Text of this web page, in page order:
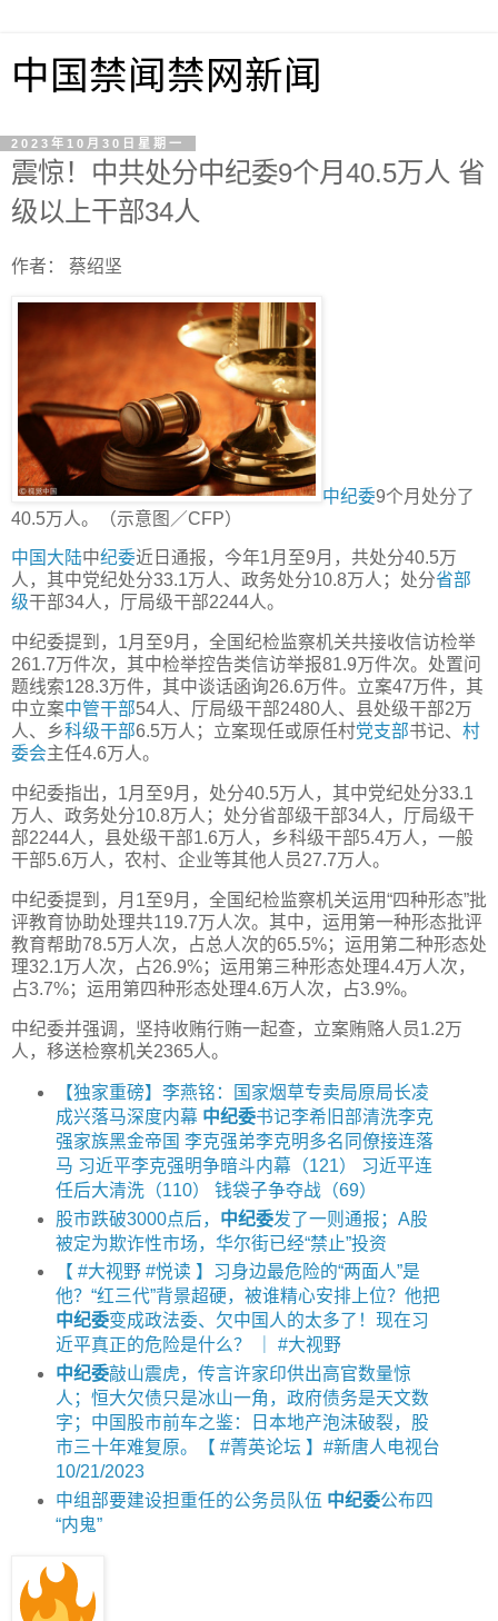
中国禁闻禁网新闻
2023年10月30日星期一
震惊！中共处分中纪委9个月40.5万人 省
级以上干部34人
作者： 蔡绍坚
中纪委9个月处分了
40.5万人。（示意图／CFP）
中国 大陆中纪委近日通报，今年1月至9月，共处分40.5万
人，其中党纪处分33.1万人、政务处分10.8万人；处分省部
级干部34人，厅局级干部2244人。
中纪委提到，1月至9月，全国纪检监察机关共接收信访检举
261.7万件次，其中检举控告类信访举报81.9万件次。处置问
题线索128.3万件，其中谈话函询26.6万件。立案47万件，其
中立案中管干部54人、厅局级干部2480人、县处级干部2万
人、乡科级干部6.5万人；立案现任或原任村党支部书记、 村
委会主任4.6万人。
中纪委指出，1月至9月，处分40.5万人，其中党纪处分33.1
万人、政务处分10.8万人；处分省部级干部34人，厅局级干
部2244人，县处级干部1.6万人，乡科级干部5.4万人，一般
干部5.6万人，农村、企业等其他人员27.7万人。
中纪委提到，月1至9月，全国纪检监察机关运用“四种形态”批
评教育协助处理共119.7万人次。其中，运用第一种形态批评
教育帮助78.5万人次，占总人次的65.5%；运用第二种形态处
理32.1万人次，占26.9%；运用第三种形态处理4.4万人次，
占3.7%；运用第四种形态处理4.6万人次，占3.9%。
中纪委并强调，坚持收贿行贿一起查，立案贿赂人员1.2万
人，移送检察机关2365人。
【独家重磅】李燕铭：国家烟草专卖局原局长凌
成兴落马深度内幕 中纪委书记李希旧部清洗李克
强家族黑金帝国 李克强弟李克明多名同僚接连落
马 习近平李克强明争暗斗内幕（121） 习近平连
任后大清洗（110） 钱袋子争夺战（69）
股市跌破3000点后， 中纪委发了一则通报；A股
被定为欺诈性市场，华尔街已经“禁止”投资
【 #大视野 #悦读 】习身边最危险的“两面人”是
他？“红三代”背景超硬，被谁精心安排上位？他把
中纪委变成政法委、欠中国人的太多了！现在习
近平真正的危险是什么？ ｜ #大视野
中纪委敲山震虎，传言许家印供出高官数量惊
人；恒大欠债只是冰山一角，政府债务是天文数
字；中国股市前车之鉴：日本地产泡沫破裂，股
市三十年难复原。【 #菁英论坛 】#新唐人电视台
10/21/2023
中组部要建设担重任的公务员队伍 中纪委公布四
“内鬼”